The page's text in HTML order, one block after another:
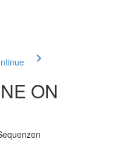
ON